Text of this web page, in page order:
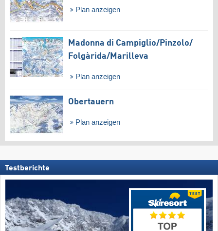
Plan anzeigen
Madonna di Campiglio/​Pinzolo/​
Folgàrida/​Marilleva
Plan anzeigen
Obertauern
Plan anzeigen
Testberichte